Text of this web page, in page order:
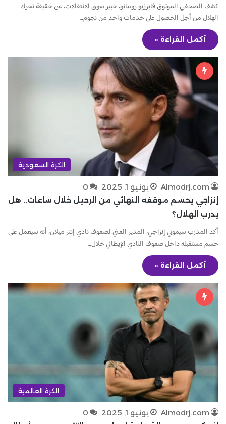
كشف الصحفي الموثوق فابرزيو رومانو، خبير سوق الانتقالات، عن حقيقة تحرك
الهلال من أجل الحصول على خدمات واحد من نجوم…
أكمل القراءة »
الكرة السعودية
Almodrj.com يونيو 1, 2025
0
إنزاجي يحسم موقفه النهائي من الرحيل خلال ساعات.. هل
يدرب الهلال؟
أكد المدرب سيموني إنزاجي، المدير الفني لصفوف نادي إنتر ميلان، أنه سيعمل على
حسم مستقبله داخل صفوف النادي الإيطالي خلال…
أكمل القراءة »
الكرة العالمية
Almodrj.com يونيو 1, 2025
0